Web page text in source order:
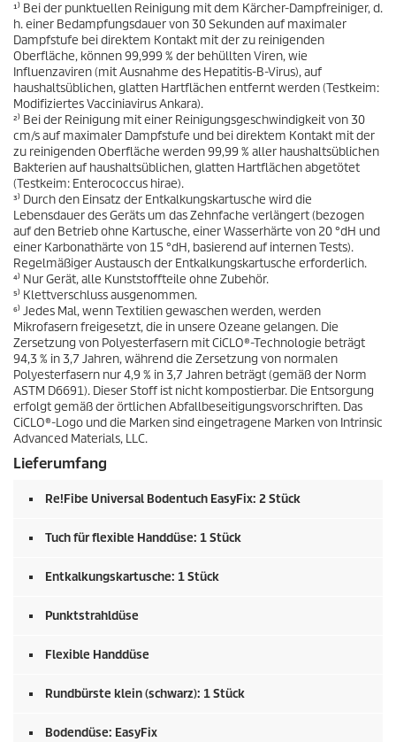
¹⁾ Bei der punktuellen Reinigung mit dem Kärcher-Dampfreiniger, d.
h. einer Bedampfungsdauer von 30 Sekunden auf maximaler
Dampfstufe bei direktem Kontakt mit der zu reinigenden
Oberfläche, können 99,999 % der behüllten Viren, wie
Influenzaviren (mit Ausnahme des Hepatitis-B-Virus), auf
haushaltsüblichen, glatten Hartflächen entfernt werden (Testkeim:
Modifiziertes Vacciniavirus Ankara).
²⁾ Bei der Reinigung mit einer Reinigungsgeschwindigkeit von 30
cm/s auf maximaler Dampfstufe und bei direktem Kontakt mit der
zu reinigenden Oberfläche werden 99,99 % aller haushaltsüblichen
Bakterien auf haushaltsüblichen, glatten Hartflächen abgetötet
(Testkeim: Enterococcus hirae).
³⁾ Durch den Einsatz der Entkalkungskartusche wird die
Lebensdauer des Geräts um das Zehnfache verlängert (bezogen
auf den Betrieb ohne Kartusche, einer Wasserhärte von 20 °dH und
einer Karbonathärte von 15 °dH, basierend auf internen Tests).
Regelmäßiger Austausch der Entkalkungskartusche erforderlich.
⁴⁾ Nur Gerät, alle Kunststoffteile ohne Zubehör.
⁵⁾ Klettverschluss ausgenommen.
⁶⁾ Jedes Mal, wenn Textilien gewaschen werden, werden
Mikrofasern freigesetzt, die in unsere Ozeane gelangen. Die
Zersetzung von Polyesterfasern mit CiCLO®-Technologie beträgt
94,3 % in 3,7 Jahren, während die Zersetzung von normalen
Polyesterfasern nur 4,9 % in 3,7 Jahren beträgt (gemäß der Norm
ASTM D6691). Dieser Stoff ist nicht kompostierbar. Die Entsorgung
erfolgt gemäß der örtlichen Abfallbeseitigungsvorschriften. Das
CiCLO®-Logo und die Marken sind eingetragene Marken von Intrinsic
Advanced Materials, LLC.
Lieferumfang
Re!Fibe Universal Bodentuch EasyFix: 2 Stück
Tuch für flexible Handdüse: 1 Stück
Entkalkungskartusche: 1 Stück
Punktstrahldüse
Flexible Handdüse
Rundbürste klein (schwarz): 1 Stück
Bodendüse: EasyFix